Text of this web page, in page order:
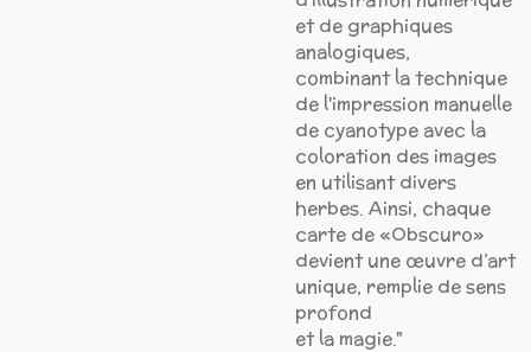
et de graphiques
analogiques,
combinant la technique
de l'impression manuelle
de cyanotype avec la
coloration des images
en utilisant divers
herbes. Ainsi, chaque
carte de «Obscuro»
devient une œuvre d’art
unique, remplie de sens
profond
et la magie."